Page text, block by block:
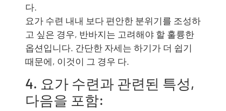
다.
요가 수련 내내 보다 편안한 분위기를 조성하
고 싶은 경우, 반바지는 고려해야 할 훌륭한
옵션입니다. 간단한 자세는 하기가 더 쉽기
때문에, 이것이 그 경우 다.
4. 요가 수련과 관련된 특성,
다음을 포함: